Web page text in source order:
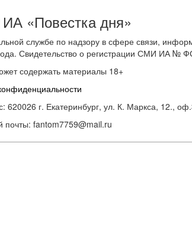
«Повестка дня»
службе по надзору в сфере связи,
Свидетельство о регистрации СМИ ИА №
содержать материалы 18+
620026 г. Екатеринбург, ул. К. Маркса, 12.,
почты: fantom7759@mail.ru